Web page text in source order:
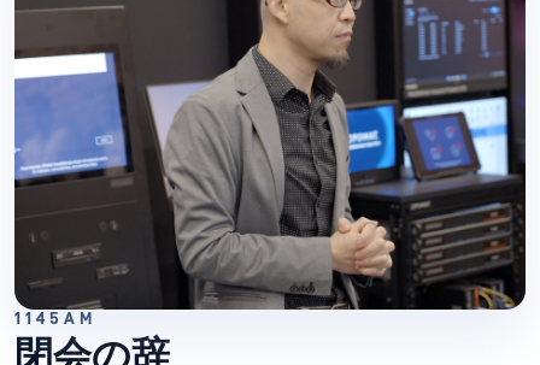
1145AM